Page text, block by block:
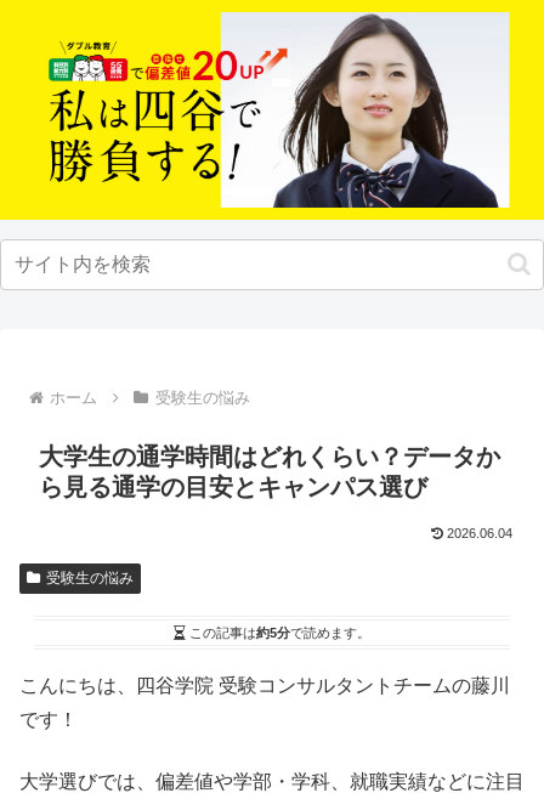
ホーム 受験生の悩み
大学生の通学時間はどれくらい？データか
ら見る通学の目安とキャンパス選び
2026.06.04
受験生の悩み
この記事は約5分で読めます。
こんにちは、四谷学院 受験コンサルタントチームの藤川
です！
大学選びでは、偏差値や学部・学科、就職実績などに注目